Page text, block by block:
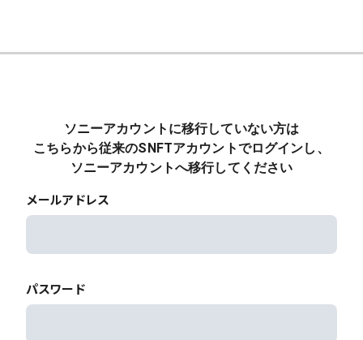
ソニーアカウントに移行していない方は
こちらから従来のSNFTアカウントでログインし、
ソニーアカウントへ移行してください
メールアドレス
パスワード